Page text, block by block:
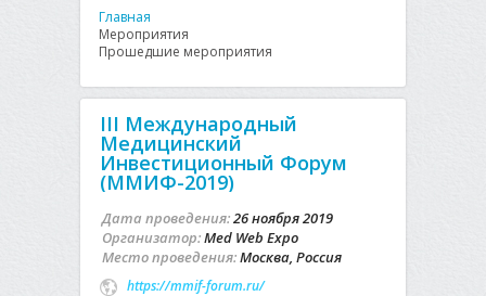
Главная
Мероприятия
Прошедшие мероприятия
III Международный
Медицинский
Инвестиционный Форум
(ММИФ-2019)
Дата проведения:26 ноября 2019
Организатор:Med Web Expo
Место проведения:Москва, Россия
https://mmif-forum.ru/